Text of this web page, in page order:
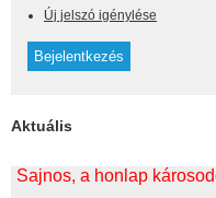
Új jelszó igénylése
Aktuális
Sajnos, a honlap